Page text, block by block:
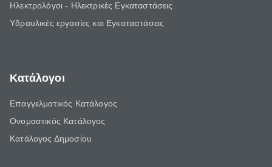
Ηλεκτρολόγοι - Ηλεκτρικές Εγκαταστάσεις
Υδραυλικές εργασίες και Εγκαταστάσεις
Κατάλογοι
Επαγγελματικός Κατάλογος
Ονομαστικός Κατάλογος
Κατάλογος Δημοσίου